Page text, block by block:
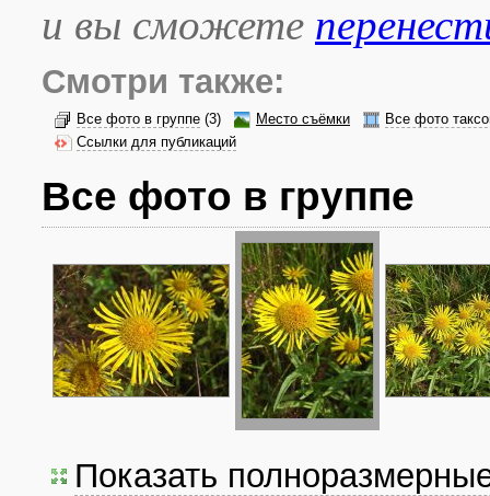
и вы сможете
Смотри также:
Все фото в группе (3) Место съёмки
Все фото
Ссылки для публикаций
Все фото в группе
Показать